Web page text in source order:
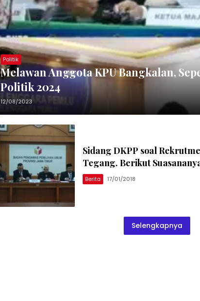
Politik
Melawan Anggota KPU Bangkalan,
Politik 2024
12/08/2023
Sidang DKPP soal
Tegang. Berikut
Berita 17/01/2018
Selengkapnya